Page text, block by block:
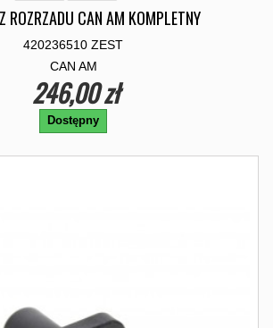
ROZRZADU CAN AM KOMPLETNY
420236510 ZEST
CAN AM
246,00 zł
Dostępny